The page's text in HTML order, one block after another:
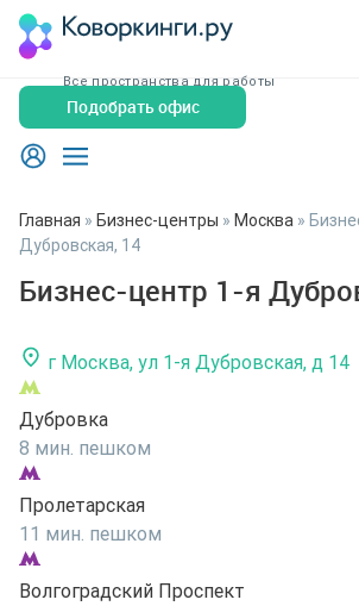
Все пространства для работы
Подобрать офис
Главная » Бизнес-центры » Москва »
Дубровская, 14
Бизнес-центр 1-я
г Москва, ул 1-я Дубровская, д 14
Дубровка
8 мин. пешком
Пролетарская
11 мин. пешком
Волгоградский Проспект